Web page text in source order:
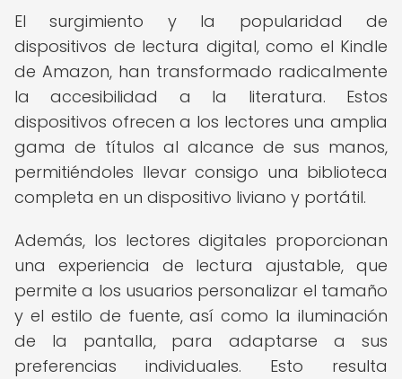
El surgimiento y la popularidad de
dispositivos de lectura digital, como el Kindle
de Amazon, han transformado radicalmente
la accesibilidad a la literatura. Estos
dispositivos ofrecen a los lectores una amplia
gama de títulos al alcance de sus manos,
permitiéndoles llevar consigo una biblioteca
completa en un dispositivo liviano y portátil.
Además, los lectores digitales proporcionan
una experiencia de lectura ajustable, que
permite a los usuarios personalizar el tamaño
y el estilo de fuente, así como la iluminación
de la pantalla, para adaptarse a sus
preferencias individuales. Esto resulta